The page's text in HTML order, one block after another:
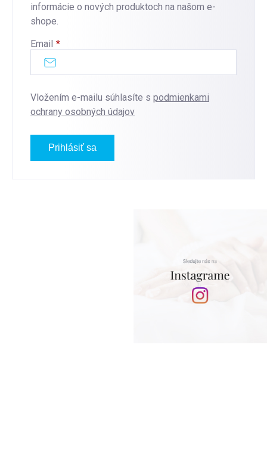
informácie o nových produktoch na našom e-
shope.
Email
Vložením e-mailu súhlasíte s podmienkami
ochrany osobných údajov
Prihlásiť sa